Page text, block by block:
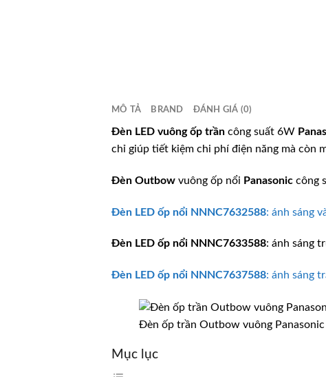
MÔ TẢ BRAND ĐÁNH GIÁ (0)
Đèn LED vuông ốp trần công suất 6W
chỉ giúp tiết kiệm chi phí điện năng mà còn
Đèn Outbow vuông ốp nổi Panasonic công
Đèn LED ốp nổi NNNC7632588: ánh sáng
Đèn LED ốp nổi NNNC7633588: ánh sáng
Đèn LED ốp nổi NNNC7637588: ánh sáng
Đèn ốp trần Outbow vuông Panasonic
Mục lục